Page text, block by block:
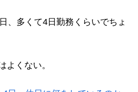
、多くて4日勤務くらいでちょ
よくない。